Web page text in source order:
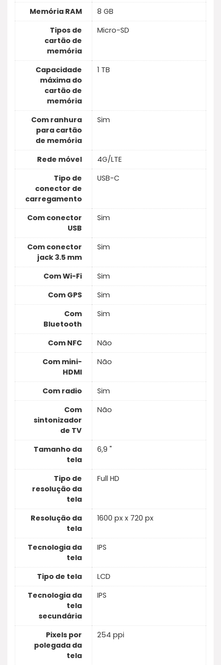
Memória RAM
8 GB
Tipos de
cartão de
memória
Micro-SD
Capacidade
máxima do
cartão de
memória
1 TB
Com ranhura
para cartão
de memória
Sim
Rede móvel
4G/LTE
Tipo de
conector de
carregamento
USB-C
Com conector
USB
Sim
Com conector
jack 3.5 mm
Sim
Com Wi-Fi
Sim
Com GPS
Sim
Com
Bluetooth
Sim
Com NFC
Não
Com mini-
HDMI
Não
Com radio
Sim
Com
sintonizador
de TV
Não
Tamanho da
tela
6,9 "
Tipo de
resolução da
tela
Full HD
Resolução da
tela
1600 px x 720 px
Tecnologia da
tela
IPS
Tipo de tela
LCD
Tecnologia da
tela
secundária
IPS
Pixels por
polegada da
tela
254 ppi